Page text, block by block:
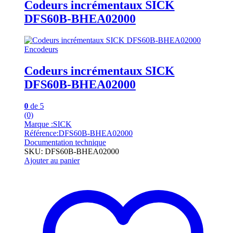
Codeurs incrémentaux SICK
DFS60B-BHEA02000
Encodeurs
Codeurs incrémentaux SICK
DFS60B-BHEA02000
0 de 5
(0)
Marque :SICK
Référence:DFS60B-BHEA02000
Documentation technique
SKU: DFS60B-BHEA02000
Ajouter au panier